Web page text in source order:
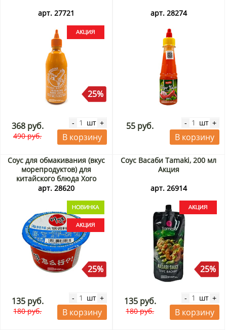
арт. 27721
25%
368 руб.
490 руб.
- шт +
В корзину
арт. 28274
55 руб. - шт +
В корзину
Соус для обмакивания (вкус
морепродуктов) для
китайского блюда Хого
ЧуаньЦи / ChuanQi, Китай,
арт. 28620
25%
135 руб.
180 руб.
- шт +
В корзину
Соус Васаби Tamaki, 200 мл
Акция
арт. 26914
25%
135 руб.
180 руб.
- шт +
В корзину